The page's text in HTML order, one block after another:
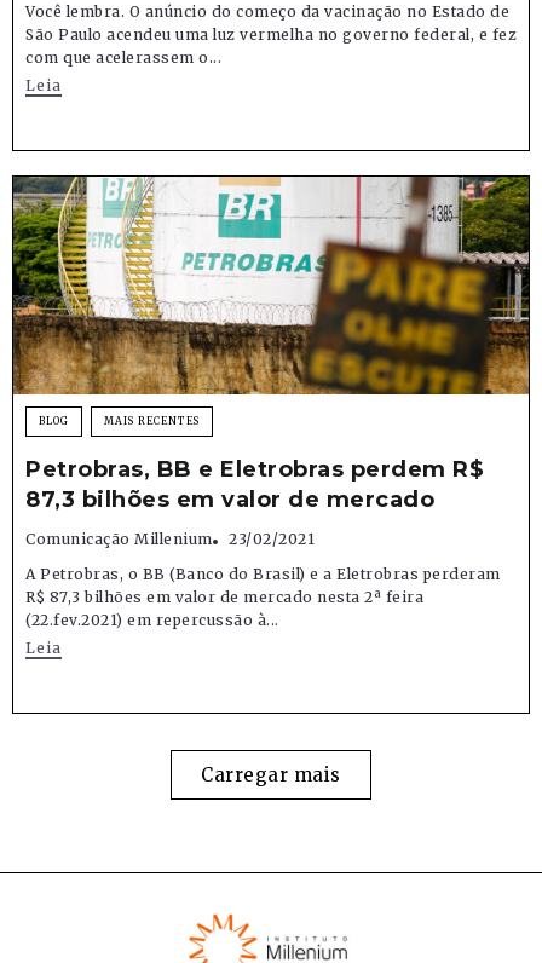
Você lembra. O anúncio do começo da vacinação no Estado de
São Paulo acendeu uma luz vermelha no governo federal, e fez
com que acelerassem o...
Leia
BLOG MAIS RECENTES
Petrobras, BB e Eletrobras perdem R$
87,3 bilhões em valor de mercado
Comunicação Millenium
23/02/2021
A Petrobras, o BB (Banco do Brasil) e a Eletrobras perderam
R$ 87,3 bilhões em valor de mercado nesta 2ª feira
(22.fev.2021) em repercussão à...
Leia
Carregar mais